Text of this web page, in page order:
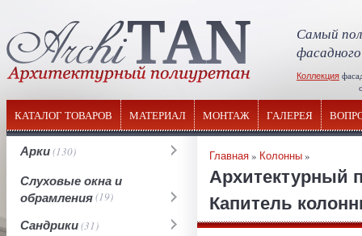
Самый
Коллекция
КАТАЛОГ ТОВАРОВ МАТЕРИАЛ МОНТАЖ ГАЛЕРЕЯ
Арки(130)
Слуховые окна и
обрамления(19)
Сандрики(31)
Главная» Колонны»
Архитектурный
Капитель